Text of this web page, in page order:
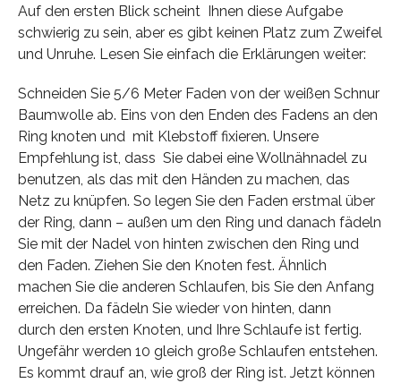
Auf den ersten Blick scheint Ihnen diese Aufgabe
schwierig zu sein, aber es gibt keinen Platz zum Zweifel
und Unruhe. Lesen Sie einfach die Erklärungen weiter:
Schneiden Sie 5/6 Meter Faden von der weißen Schnur
Baumwolle ab. Eins von den Enden des Fadens an den
Ring knoten und mit Klebstoff fixieren. Unsere
Empfehlung ist, dass Sie dabei eine Wollnähnadel zu
benutzen, als das mit den Händen zu machen, das
Netz zu knüpfen. So legen Sie den Faden erstmal über
der Ring, dann – außen um den Ring und danach fädeln
Sie mit der Nadel von hinten zwischen den Ring und
den Faden. Ziehen Sie den Knoten fest. Ähnlich
machen Sie die anderen Schlaufen, bis Sie den Anfang
erreichen. Da fädeln Sie wieder von hinten, dann
durch den ersten Knoten, und Ihre Schlaufe ist fertig.
Ungefähr werden 10 gleich große Schlaufen entstehen.
Es kommt drauf an, wie groß der Ring ist. Jetzt können